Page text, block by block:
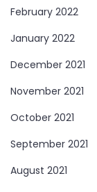
February 2022
January 2022
December 2021
November 2021
October 2021
September 2021
August 2021